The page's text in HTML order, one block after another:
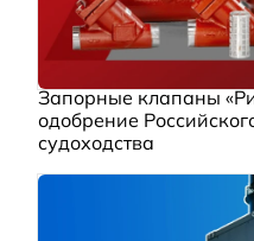
Запорные клапаны
одобрение
судоходства